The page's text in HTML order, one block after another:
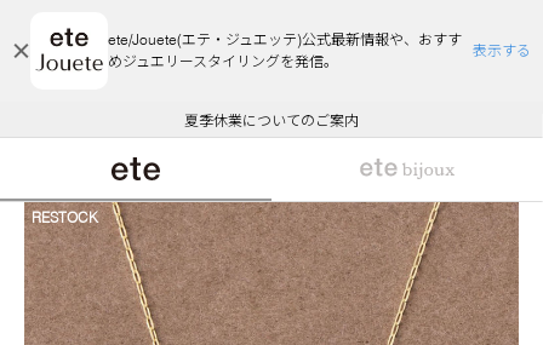
ete/Jouete(エテ・ジュエッテ)公式最新情報や、おすす
めジュエリースタイリングを発信。
表示する
エコラッピング及びエコポイント付与のご案内
ご注文いただいたお品物のお届け状況について
夏季休業についてのご案内
WEB Limited Items >>
採用のご案内
悪質な偽サイトにご注意ください
エコラッピング及びエコポイント付与のご案内
ご注文いただいたお品物のお届け状況について
RESTOCK